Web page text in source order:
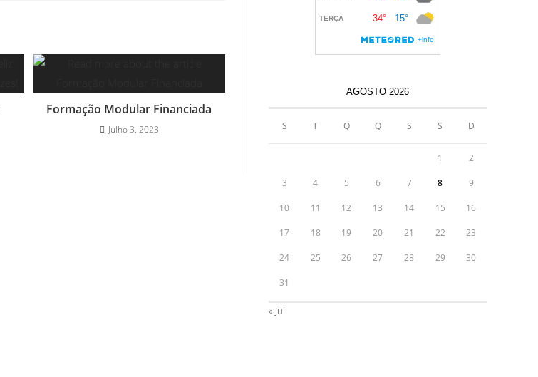
Formação Modular Financiada
Julho 3, 2023
AGOSTO 2026
S T Q Q S S D
1 2
3 4 5 6 7 8 9
10 11 12 13 14 15 16
17 18 19 20 21 22 23
24 25 26 27 28 29 30
31
« Jul